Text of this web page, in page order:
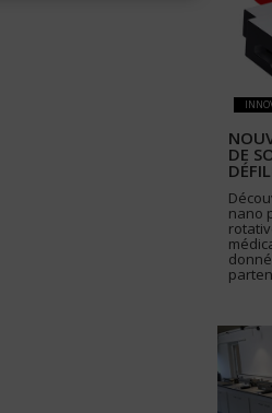
DE
nano